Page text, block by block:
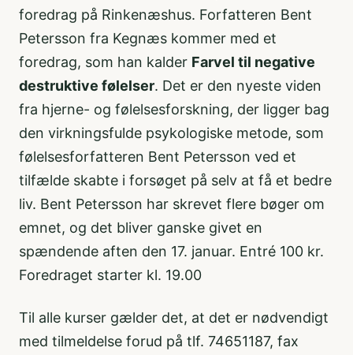
foredrag på Rinkenæshus. Forfatteren Bent
Petersson fra Kegnæs kommer med et
foredrag, som han kalder Farvel til negative
destruktive følelser. Det er den nyeste viden
fra hjerne- og følelsesforskning, der ligger bag
den virkningsfulde psykologiske metode, som
følelsesforfatteren Bent Petersson ved et
tilfælde skabte i forsøget på selv at få et bedre
liv. Bent Petersson har skrevet flere bøger om
emnet, og det bliver ganske givet en
spændende aften den 17. januar. Entré 100 kr.
Foredraget starter kl. 19.00
Til alle kurser gælder det, at det er nødvendigt
med tilmeldelse forud på tlf. 74651187, fax